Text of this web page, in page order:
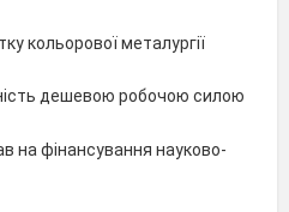
кольорової металургії
дешевою робочою силою
на фінансування науково-